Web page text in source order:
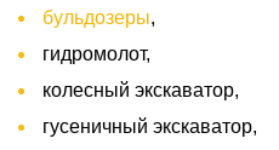
бульдозеры,
гидромолот,
колесный экскаватор,
гусеничный экскаватор,